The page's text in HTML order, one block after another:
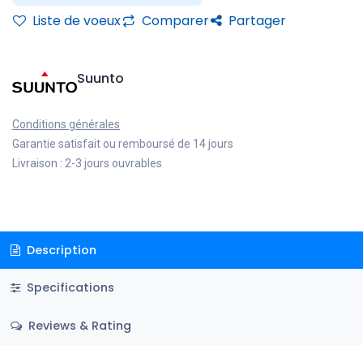
Liste de voeux Comparer Partager
Suunto
Conditions générales
Garantie satisfait ou remboursé de 14 jours
Livraison : 2-3 jours ouvrables
Description
Specifications
Reviews & Rating